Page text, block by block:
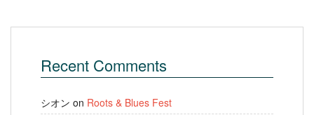
Recent Comments
シオン on Roots & Blues Fest